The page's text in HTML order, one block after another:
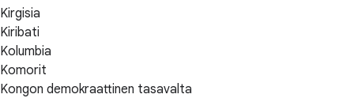
Kirgisia
Kiribati
Kolumbia
Komorit
Kongon demokraattinen tasavalta